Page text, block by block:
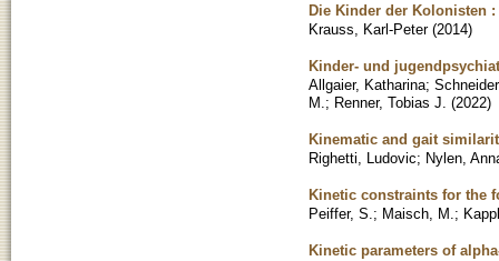
Die Kinder der Kolonisten
Krauss, Karl-Peter (2014)
Kinder- und
Allgaier, Katharina;
M. ; Renner, Tobias J. (2022)
Kinematic and gait
Righetti, Ludovic; Nylen,
Kinetic constraints for the
Peiffer, S. ; Maisch, M. ;
Kinetic parameters of